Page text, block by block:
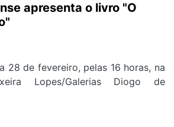
apresenta o livro "O
28 de fevereiro, pelas 16 horas, na
Lopes/Galerias Diogo de